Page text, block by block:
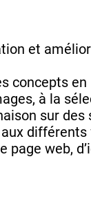
et
concepts
à la
sur des
page web,